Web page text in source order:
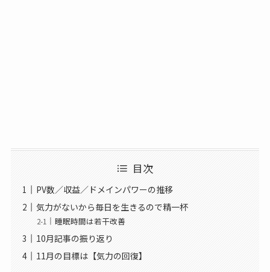
目次
PV数／収益／ドメインパワーの推移
気力がないから毎日を生きるので精一杯
睡眠時間は若干改善
10月記事の振り返り
11月の目標は【気力の回復】